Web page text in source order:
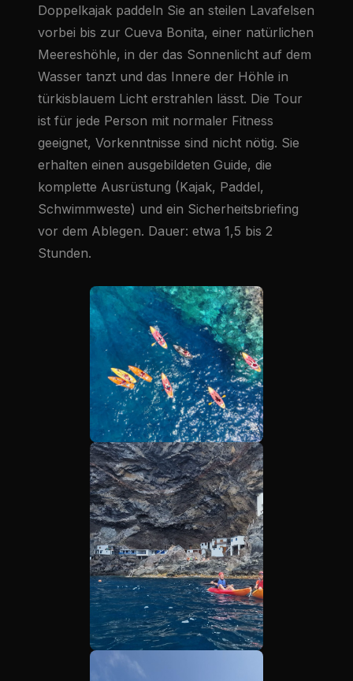
Doppelkajak paddeln Sie an steilen Lavafelsen
vorbei bis zur Cueva Bonita, einer natürlichen
Meereshöhle, in der das Sonnenlicht auf dem
Wasser tanzt und das Innere der Höhle in
türkisblauem Licht erstrahlen lässt. Die Tour
ist für jede Person mit normaler Fitness
geeignet, Vorkenntnisse sind nicht nötig. Sie
erhalten einen ausgebildeten Guide, die
komplette Ausrüstung (Kajak, Paddel,
Schwimmweste) und ein Sicherheitsbriefing
vor dem Ablegen. Dauer: etwa 1,5 bis 2
Stunden.